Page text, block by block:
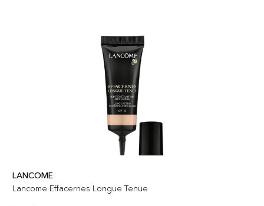
LANCOME
Lancome Effacernes Longue Tenue